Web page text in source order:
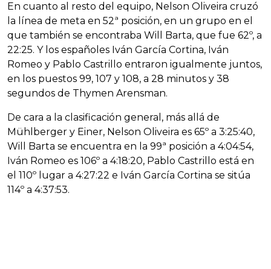
En cuanto al resto del equipo, Nelson Oliveira cruzó
la línea de meta en 52ª posición, en un grupo en el
que también se encontraba Will Barta, que fue 62º, a
22:25. Y los españoles Iván García Cortina, Iván
Romeo y Pablo Castrillo entraron igualmente juntos,
en los puestos 99, 107 y 108, a 28 minutos y 38
segundos de Thymen Arensman.
De cara a la clasificación general, más allá de
Mühlberger y Einer, Nelson Oliveira es 65º a 3:25:40,
Will Barta se encuentra en la 99ª posición a 4:04:54,
Iván Romeo es 106º a 4:18:20, Pablo Castrillo está en
el 110º lugar a 4:27:22 e Iván García Cortina se sitúa
114º a 4:37:53.